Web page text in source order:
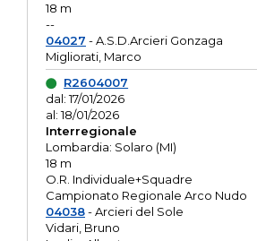
18 m
--
04027 - A.S.D.Arcieri Gonzaga
Migliorati, Marco
R2604007
dal: 17/01/2026
al: 18/01/2026
Interregionale
Lombardia: Solaro (MI)
18 m
O.R. Individuale+Squadre
Campionato Regionale Arco Nudo
04038- Arcieri del Sole
Vidari, Bruno